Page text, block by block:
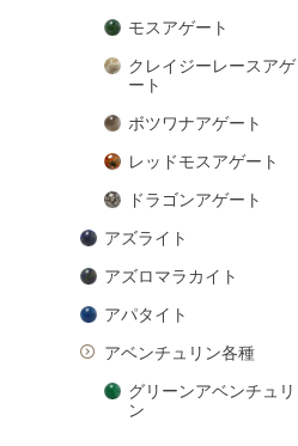
モスアゲート
クレイジーレースアゲ
ート
ボツワナアゲート
レッドモスアゲート
ドラゴンアゲート
アズライト
アズロマラカイト
アパタイト
アベンチュリン各種
グリーンアベンチュリ
ン